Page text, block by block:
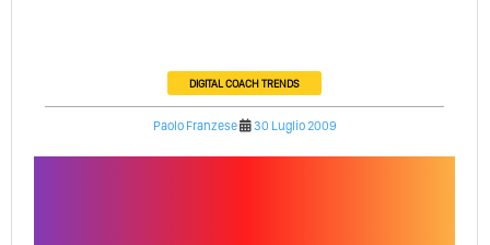
DIGITAL COACHTRENDS
Paolo Franzese 30 Luglio 2009